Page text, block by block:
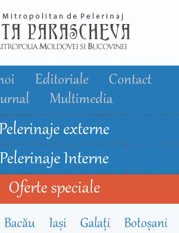
conţinutul
principal
Editoriale
Contact
Multimedia
externe
Pelerinaje Interne
Oferte speciale
Bacău Iași Galați
Botoșani